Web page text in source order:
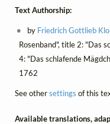
Text Authorship:
by Friedrich Gottlieb
Rosenband", title 2: "Das
4: "Das schlafende
1762
See othersettings of this
Available translations,